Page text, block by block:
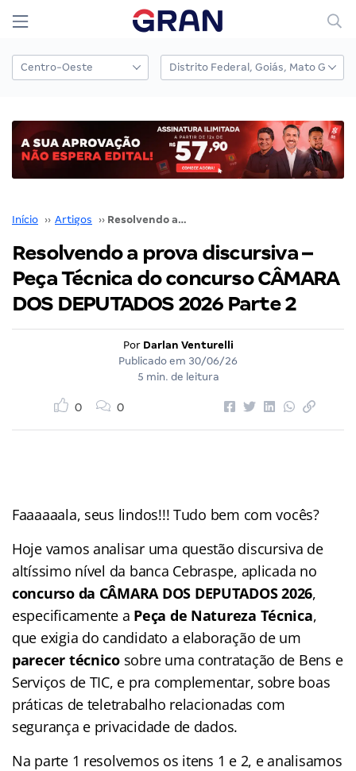
Início ›› Artigos ›› Resolvendo a prova discursiva – Peça Técnica do concurso CÂMARA DOS DEPUTADOS 2026 Parte 2
Resolvendo a prova discursiva –
Peça Técnica do concurso CÂMARA
DOS DEPUTADOS 2026 Parte 2
Por Darlan Venturelli
Publicado em 30/06/26
5 min. de leitura
0 0
Faaaaaala, seus lindos!!! Tudo bem com vocês?
Hoje vamos analisar uma questão discursiva de
altíssimo nível da banca Cebraspe, aplicada no
concurso da CÂMARA DOS DEPUTADOS 2026,
especificamente a Peça de Natureza Técnica,
que exigia do candidato a elaboração de um
parecer técnicosobre uma contratação de Bens e
Serviços de TIC, e pra complementar, sobre boas
práticas de teletrabalho relacionadas com
segurança e privacidade de dados.
Na parte 1 resolvemos os itens 1 e 2, e analisamos